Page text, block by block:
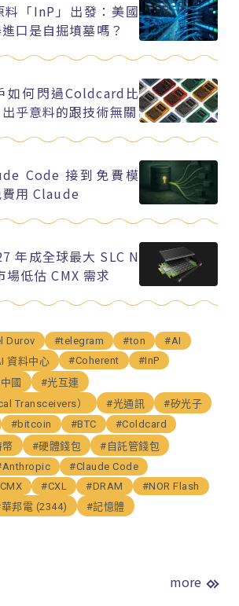
料「InP」出發：美國
口是自掘墳墓嗎？
如何閃過Coldcard比
乎意料的跟技術無關
Code 接到免費模
用 Claude
年成全球最大 SLC N
場低估 CMX 需求
Durov #telegram #ton
#AI
資料中心 #Coherent
#InP
國
#光互連
Transceivers）
#光通訊
#矽光子
#bitcoin #BTC
#Coldcard
幣 #硬體錢包
#自託管錢包
#Claude Code
#CXL #DRAM
#NOR Flash
邦電 (2344) #記憶體
more